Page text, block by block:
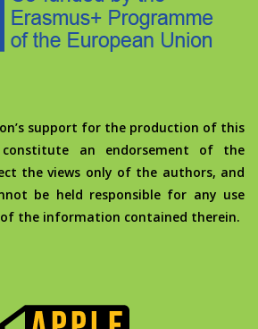
support for the production of this
an endorsement of the
the views only of the authors, and
be held responsible for any use
the information contained therein.